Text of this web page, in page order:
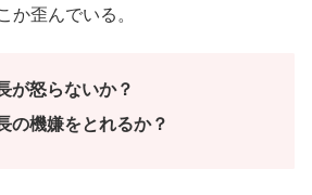
か歪んでいる。
が怒らないか？
の機嫌をとれるか？